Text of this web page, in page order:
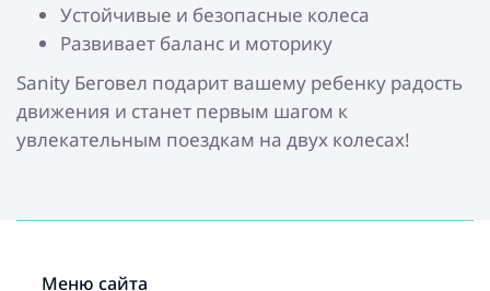
Устойчивые и безопасные колеса
Развивает баланс и моторику
Sanity Беговел подарит вашему ребенку радость
движения и станет первым шагом к
увлекательным поездкам на двух колесах!
Меню сайта